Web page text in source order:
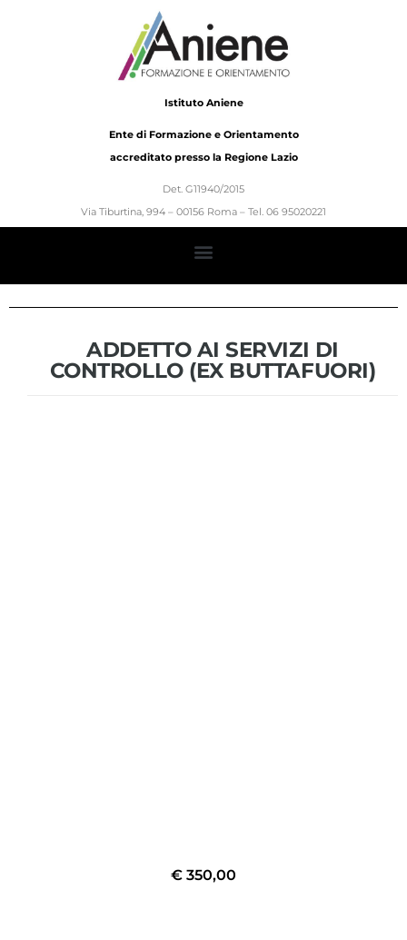
Istituto Aniene
Ente di Formazione e Orientamento
accreditato presso la Regione Lazio
Det. G11940/2015
Via Tiburtina, 994 – 00156 Roma – Tel. 06 95020221
ADDETTO AI SERVIZI DI
CONTROLLO (EX BUTTAFUORI)
€ 350,00